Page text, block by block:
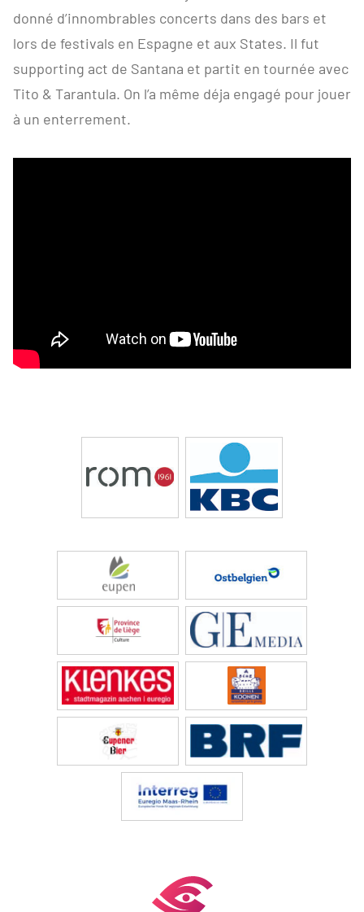
donné d’innombrables concerts dans des bars et
lors de festivals en Espagne et aux States. Il fut
supporting act de Santana et partit en tournée avec
Tito & Tarantula. On l’a même déja engagé pour jouer
à un enterrement.